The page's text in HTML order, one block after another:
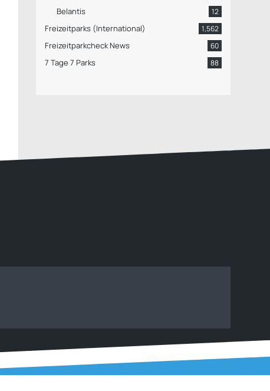
Belantis 12
Freizeitparks (International) 1,562
Freizeitparkcheck News 60
7 Tage 7 Parks 88